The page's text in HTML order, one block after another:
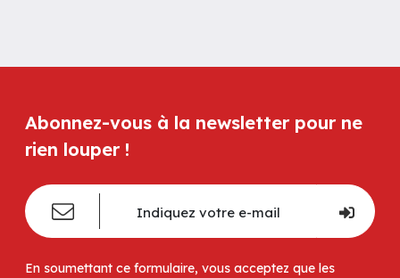
Abonnez-vous à la newsletter pour ne
rien louper !
En soumettant ce formulaire, vous acceptez que les